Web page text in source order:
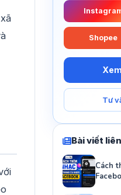
Shopee
Tư
Bài viết
Cách